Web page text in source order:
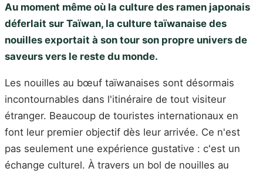
Au moment même où la culture des ramen japonais
déferlait sur Taïwan, la culture taïwanaise des
nouilles exportait à son tour son propre univers de
saveurs vers le reste du monde.
Les nouilles au bœuf taïwanaises sont désormais
incontournables dans l'itinéraire de tout visiteur
étranger. Beaucoup de touristes internationaux en
font leur premier objectif dès leur arrivée. Ce n'est
pas seulement une expérience gustative : c'est un
échange culturel. À travers un bol de nouilles au